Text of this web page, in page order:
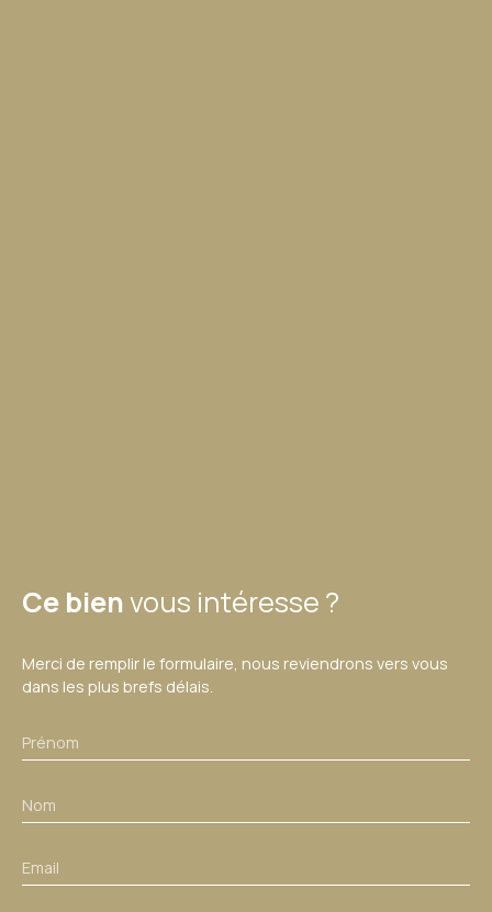
Ce bienvous intéresse ?
Merci de remplir le formulaire, nous reviendrons vers vous
dans les plus brefs délais.
Prénom
Nom
Email